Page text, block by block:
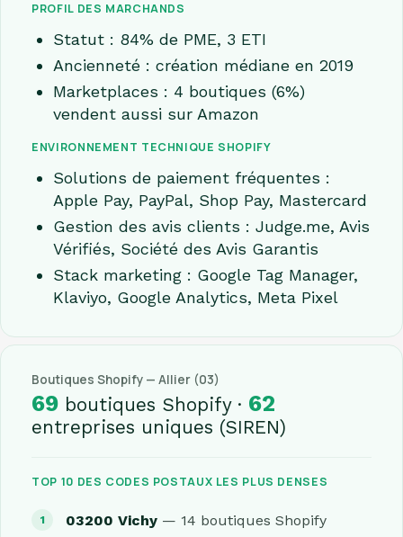
PROFIL DES MARCHANDS
Statut : 84% de PME, 3 ETI
Ancienneté : création médiane en 2019
Marketplaces : 4 boutiques (6%)
vendent aussi sur Amazon
ENVIRONNEMENT TECHNIQUE SHOPIFY
Solutions de paiement fréquentes :
Apple Pay, PayPal, Shop Pay, Mastercard
Gestion des avis clients : Judge.me, Avis
Vérifiés, Société des Avis Garantis
Stack marketing : Google Tag Manager,
Klaviyo, Google Analytics, Meta Pixel
Boutiques Shopify — Allier (03)
69 boutiques Shopify · 62
entreprises uniques (SIREN)
TOP 10 DES CODES POSTAUX LES PLUS DENSES
03200 Vichy — 14 boutiques Shopify